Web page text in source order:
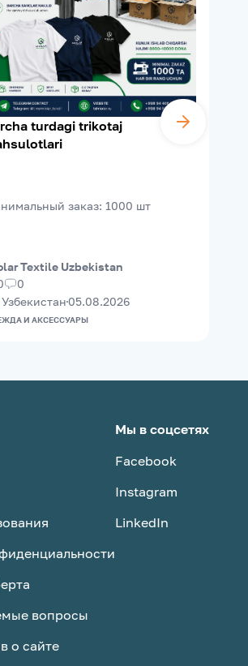
turdagi trikotaj
заказ: 1000 шт
Textile Uzbekistan
0
Узбекистан 05.08.2026
И АКСЕССУАРЫ
вопросы
о сайте
Мы в соцсетях
Facebook
Instagram
LinkedIn